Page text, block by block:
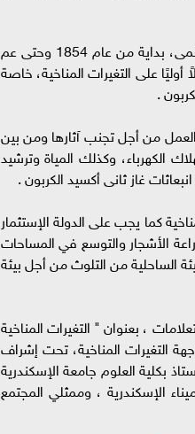
واستعرض «شلتوت»، تاريخ التغيرات المناخية في درجات الحرارة على ناحية المتوسط العالمى، بداية من عام 1854 وحتى عم
وهو ما اعتبر دليلاً أوليًا على التغيرات المناخية، خاصة
.
من أجل تجنب آثارها ومن بين
الكهرباء، وكذلك المياة وترشيد
غاز ثانى أكسيد الكربون .
كما يجب على الدولة الإستثمار
الأشجار والتوسع في المساحات
الساحلية من التلوث من أجل بيئة
، بعنوان " التغيرات المناخية
التغيرات المناخية، تحت إشراف
بكلية العلوم جامعة الإسكندرية
الإسكندرية ، وممثلي المجتمع